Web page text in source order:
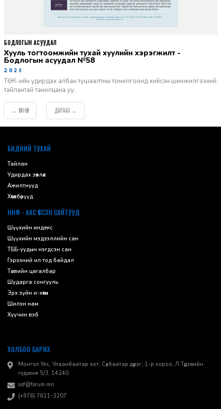
Хууль тогтоомжийн тухай хуулийн хэрэгжилт -
Бодлогын асуудал №58
2026-06-02
ТӨК-ийн удирдах албан тушаалтны томилгоонд хийсэн шинжилгээний
тайлантай танилцана уу.
БОДЛОГЫН АСУУДАЛ
← ӨМНӨХ ДАРААХ →
БИДНИЙ ТУХАЙ
Тайлан
Удирдах зөвлөл
Ажилтнууд
Хөтөлбөрүүд
ННФ - ААС ҮҮССЭН САЙТУУД
Шүүхийн индекс
Шүүхийн мэдээллийн сан
ТББ-уудын нэгдсэн сан
Гэрээний ил тод байдал
Төсвийн цагалбар
Шударга сонгууль
Эрх зүйн и-хөтөч
Шилэн нам
Хуучин вэб
ХОЛБОО БАРИХ
Монгол Улс, Улаанбаатар хот, Сүхбаатар дүүрэг, 1-р хороо, ​Л.Түдэвийн
гудамж 5/3, 14240
osf@forum.mn
(+976) 7611-3207